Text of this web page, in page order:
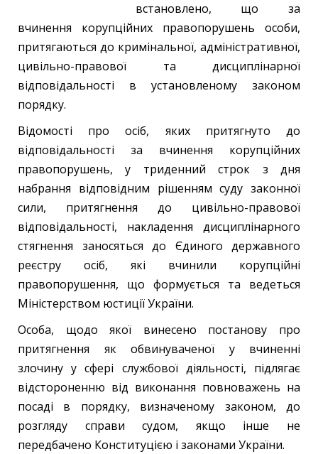
встановлено, що за
вчинення корупційних правопорушень особи,
притягаються до кримінальної, адміністративної,
цивільно-правової та дисциплінарної
відповідальності в установленому законом
порядку.
Відомості про осіб, яких притягнуто до
відповідальності за вчинення корупційних
правопорушень, у триденний строк з дня
набрання відповідним рішенням суду законної
сили, притягнення до цивільно-правової
відповідальності, накладення дисциплінарного
стягнення заносяться до Єдиного державного
реєстру осіб, які вчинили корупційні
правопорушення, що формується та ведеться
Міністерством юстиції України.
Особа, щодо якої винесено постанову про
притягнення як обвинуваченої у вчиненні
злочину у сфері службової діяльності, підлягає
відстороненню від виконання повноважень на
посаді в порядку, визначеному законом, до
розгляду справи судом, якщо інше не
передбачено Конституцією і законами України.